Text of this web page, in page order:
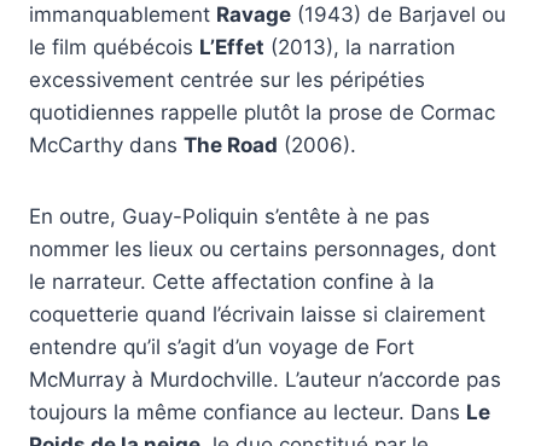
immanquablement Ravage (1943) de Barjavel ou
le film québécois L’Effet (2013), la narration
excessivement centrée sur les péripéties
quotidiennes rappelle plutôt la prose de Cormac
McCarthy dans The Road (2006).
En outre, Guay-Poliquin s’entête à ne pas
nommer les lieux ou certains personnages, dont
le narrateur. Cette affectation confine à la
coquetterie quand l’écrivain laisse si clairement
entendre qu’il s’agit d’un voyage de Fort
McMurray à Murdochville. L’auteur n’accorde pas
toujours la même confiance au lecteur. Dans Le